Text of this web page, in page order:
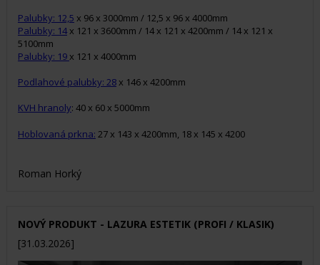
Palubky: 12,5 x 96 x 3000mm / 12,5 x 96 x 4000mm
Palubky: 14x 121 x 3600mm / 14 x 121 x 4200mm / 14 x 121 x
5100mm
Palubky: 19x 121 x 4000mm
Podlahové palubky: 28x 146 x 4200mm
KVH hranoly: 40 x 60 x 5000mm
Hoblovaná prkna: 27 x 143 x 4200mm, 18 x 145 x 4200
Roman Horký
NOVÝ PRODUKT - LAZURA ESTETIK (PROFI / KLASIK)
[31.03.2026]